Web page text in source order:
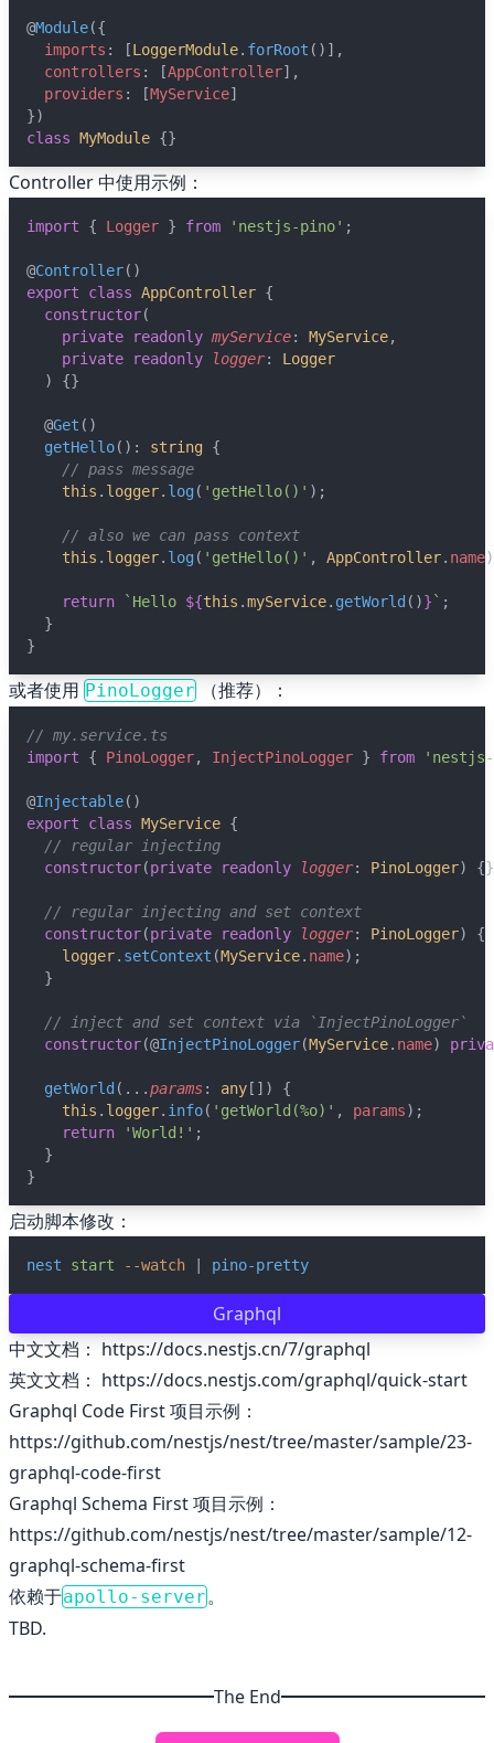
@Module({
imports : [LoggerModule. forRoot ()],
controllers : [AppController],
providers : [MyService]
})
class MyModule {}
Controller 中使用示例：
import { Logger } from 'nestjs-pino' ;
@Controller()
export
class AppController {
constructor(
private
readonly myService: MyService,
private
readonly logger: Logger
  ) {}
  @
Get ()
getHello(): string {
// pass message
this . logger. log ( 'getHello()' );
// also we can pass context
this . logger. log ( 'getHello()' , AppController. name
return `Hello ${this .myService. getWorld ()} ` ;
  }
}
或者使用 PinoLogger （推荐）：
// my.service.ts
import { PinoLogger, InjectPinoLogger } from
@Injectable()
export
class MyService {
// regular injecting
constructor(private readonly logger: PinoLogger) {}
// regular injecting and set context
constructor(private readonly logger: PinoLogger) {
logger. setContext (MyService. name);
  }
// inject and set context via `InjectPinoLogger`
constructor(@InjectPinoLogger(MyService. name)
getWorld (...params: any []) {
this . logger. info( 'getWorld(%o)' , params);
return
'World!' ;
  }
}
启动脚本修改：
nest start --watch pino-pretty
Graphql
中文文档： https://docs.nestjs.cn/7/graphql
英文文档： https://docs.nestjs.com/graphql/quick-start
Graphql Code First 项目示例：
https://github.com/nestjs/nest/tree/master/sample/23-
graphql-code-first
Graphql Schema First 项目示例：
https://github.com/nestjs/nest/tree/master/sample/12-
graphql-schema-first
依赖于apollo-server。
TBD.
The End